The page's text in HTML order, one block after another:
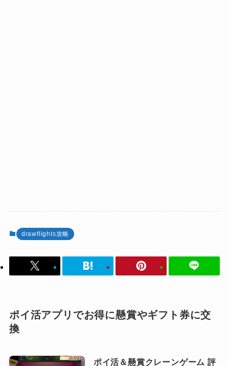
drawflights攻略
ポイ活アプリでお得に懸賞やギフト券に交
換
ポイ活＆懸賞クレーンゲーム 評